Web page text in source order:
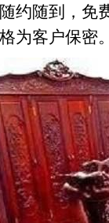
约随到，免
为客户保密